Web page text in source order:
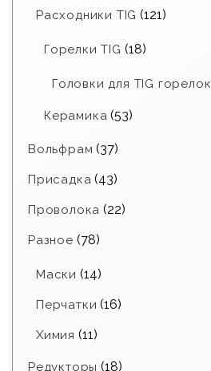
Расходники TIG (121)
Горелки TIG (18)
Головки для TIG горелок
Керамика (53)
Вольфрам (37)
Присадка (43)
Проволока (22)
Разное (78)
Маски (14)
Перчатки (16)
Химия (11)
Редукторы (18)